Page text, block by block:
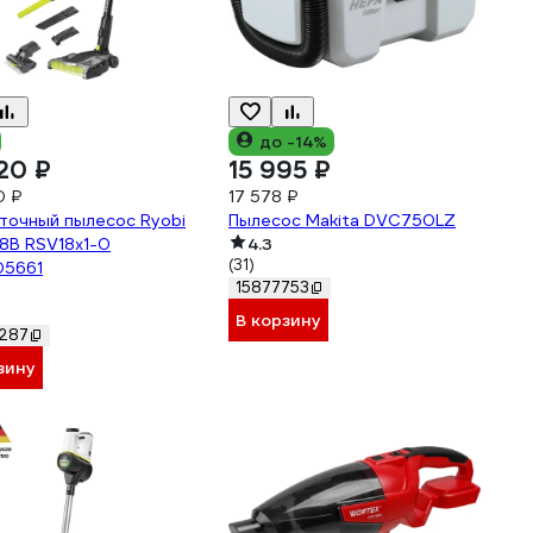
₽
₽
пылесос Ryobi
RSV18x1-0
до -14%
15 995 ₽
17 578 ₽
Пылесос Makita DVC750LZ
4.3
(31)
15877753
В корзину